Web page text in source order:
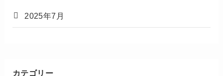
2025年7月
カテゴリー